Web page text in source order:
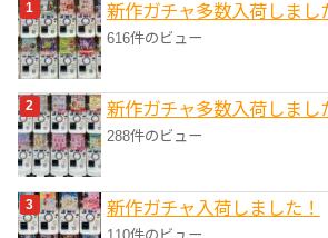
ー
新作ガチャ多数入荷しまし
616件のビュー
新作ガチャ多数入荷しまし
288件のビュー
新作ガチャ入荷しました！